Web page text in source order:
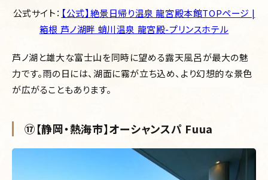
公式サイト： 【公式】絶景日帰り温泉 龍宮殿本館TOPページ |
箱根 芦ノ湖畔 蛸川温泉 龍宮殿-プリンスホテル
芦ノ湖と雄大な富士山を同時に望める露天風呂が最大の魅
力です。雨の日には、湖面に霧が立ち込め、より幻想的な景色
が広がることもあります。
⑰【静岡・熱海市】オーシャンスパ Fuua